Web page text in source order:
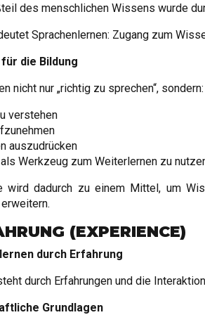
des menschlichen Wissens wurde
Sprachenlernen: Zugang zum
die Bildung
nicht nur „richtig zu sprechen“, sondern:
verstehen
auszudrücken
Werkzeug zum Weiterlernen zu
wird dadurch zu einem Mittel, um
(EXPERIENCE)
durch Erfahrung
durch Erfahrungen und die
Grundlagen